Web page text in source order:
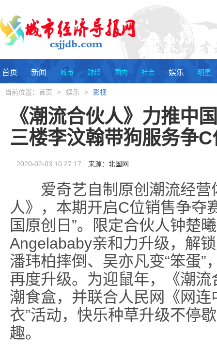
首页 新闻 城市 财经 国内 社会 娱乐 明星
当前位置： 首页 > 娱乐 > 影视
《潮流合伙人》力推中
三楼李汶翰带狗服务争C
2020-02-03 10:27:17 来源： 北国网
爱奇艺自制原创潮流经营
人》，本期开启C位销售争夺
国原创日”。限定合伙人钟楚
Angelababy亲和力升级，解
潘玮柏摔倒、吴亦凡变“笨蛋”
再度升级。为迎鼠年，《潮
潮食盒，并联合人民网《网
衣”活动，快乐种草升级不停
趣。